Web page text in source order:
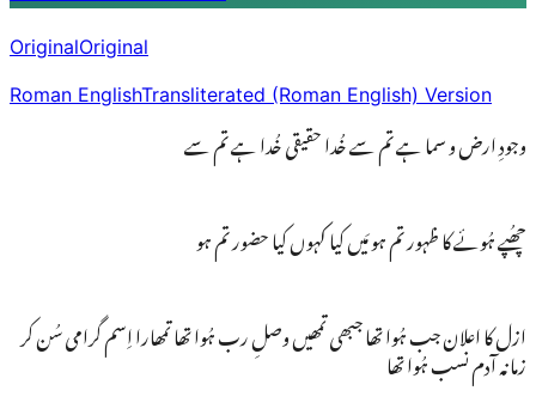
OriginalOriginal
Roman EnglishTransliterated (Roman English) Version
وجودِ ارض و سما ہے تم سے خُدا حقیقی خُدا ہے تم سے
چھُپے ہُوئے کا ظہور تم ہو مَیں کیا کہوں کیا حضور تم ہو
ازل کا اعلان جب ہُوا تھا جبھی تمھیں وصلِ رب ہُوا تھا تمھارا اِسم گرامی سُن کر
زمانہ آدم نسب ہُوا تھا